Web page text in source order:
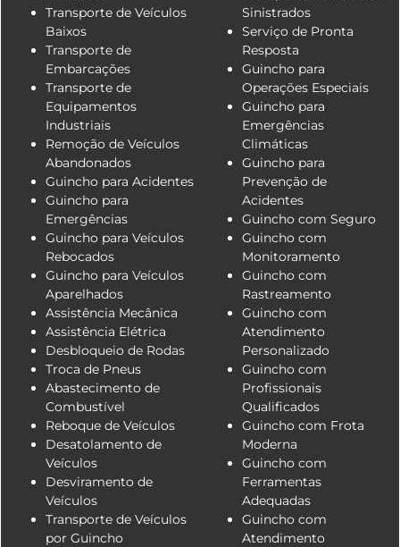
Transporte de Veículos
Baixos
Transporte de
Embarcações
Transporte de
Equipamentos
Industriais
Remoção de Veículos
Abandonados
Guincho para Acidentes
Guincho para
Emergências
Guincho para Veículos
Rebocados
Guincho para Veículos
Aparelhados
Assistência Mecânica
Assistência Elétrica
Desbloqueio de Rodas
Troca de Pneus
Abastecimento de
Combustível
Reboque de Veículos
Desatolamento de
Veículos
Desviramento de
Veículos
Transporte de Veículos
por Guincho
Sinistrados
Serviço de Pronta
Resposta
Guincho para
Operações Especiais
Guincho para
Emergências
Climáticas
Guincho para
Prevenção de
Acidentes
Guincho com Seguro
Guincho com
Monitoramento
Guincho com
Rastreamento
Guincho com
Atendimento
Personalizado
Guincho com
Profissionais
Qualificados
Guincho com Frota
Moderna
Guincho com
Ferramentas
Adequadas
Guincho com
Atendimento